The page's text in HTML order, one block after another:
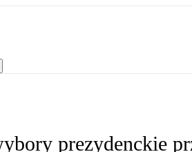
prezydenckie